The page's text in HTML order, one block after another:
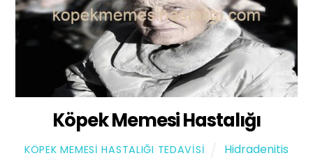
Köpek Memesi Hastalığı
KÖPEK MEMESI HASTALIĞI TEDAVISI
Hidradenitis